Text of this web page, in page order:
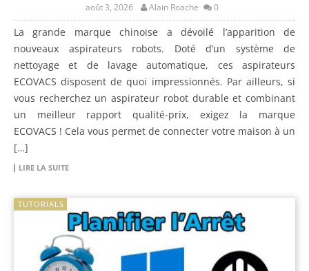
août 3, 2026 Alain Roache 0
La grande marque chinoise a dévoilé l’apparition de
nouveaux aspirateurs robots. Doté d’un système de
nettoyage et de lavage automatique, ces aspirateurs
ECOVACS disposent de quoi impressionnés. Par ailleurs, si
vous recherchez un aspirateur robot durable et combinant
un meilleur rapport qualité-prix, exigez la marque
ECOVACS ! Cela vous permet de connecter votre maison à un
[…]
LIRE LA SUITE
TUTORIALS